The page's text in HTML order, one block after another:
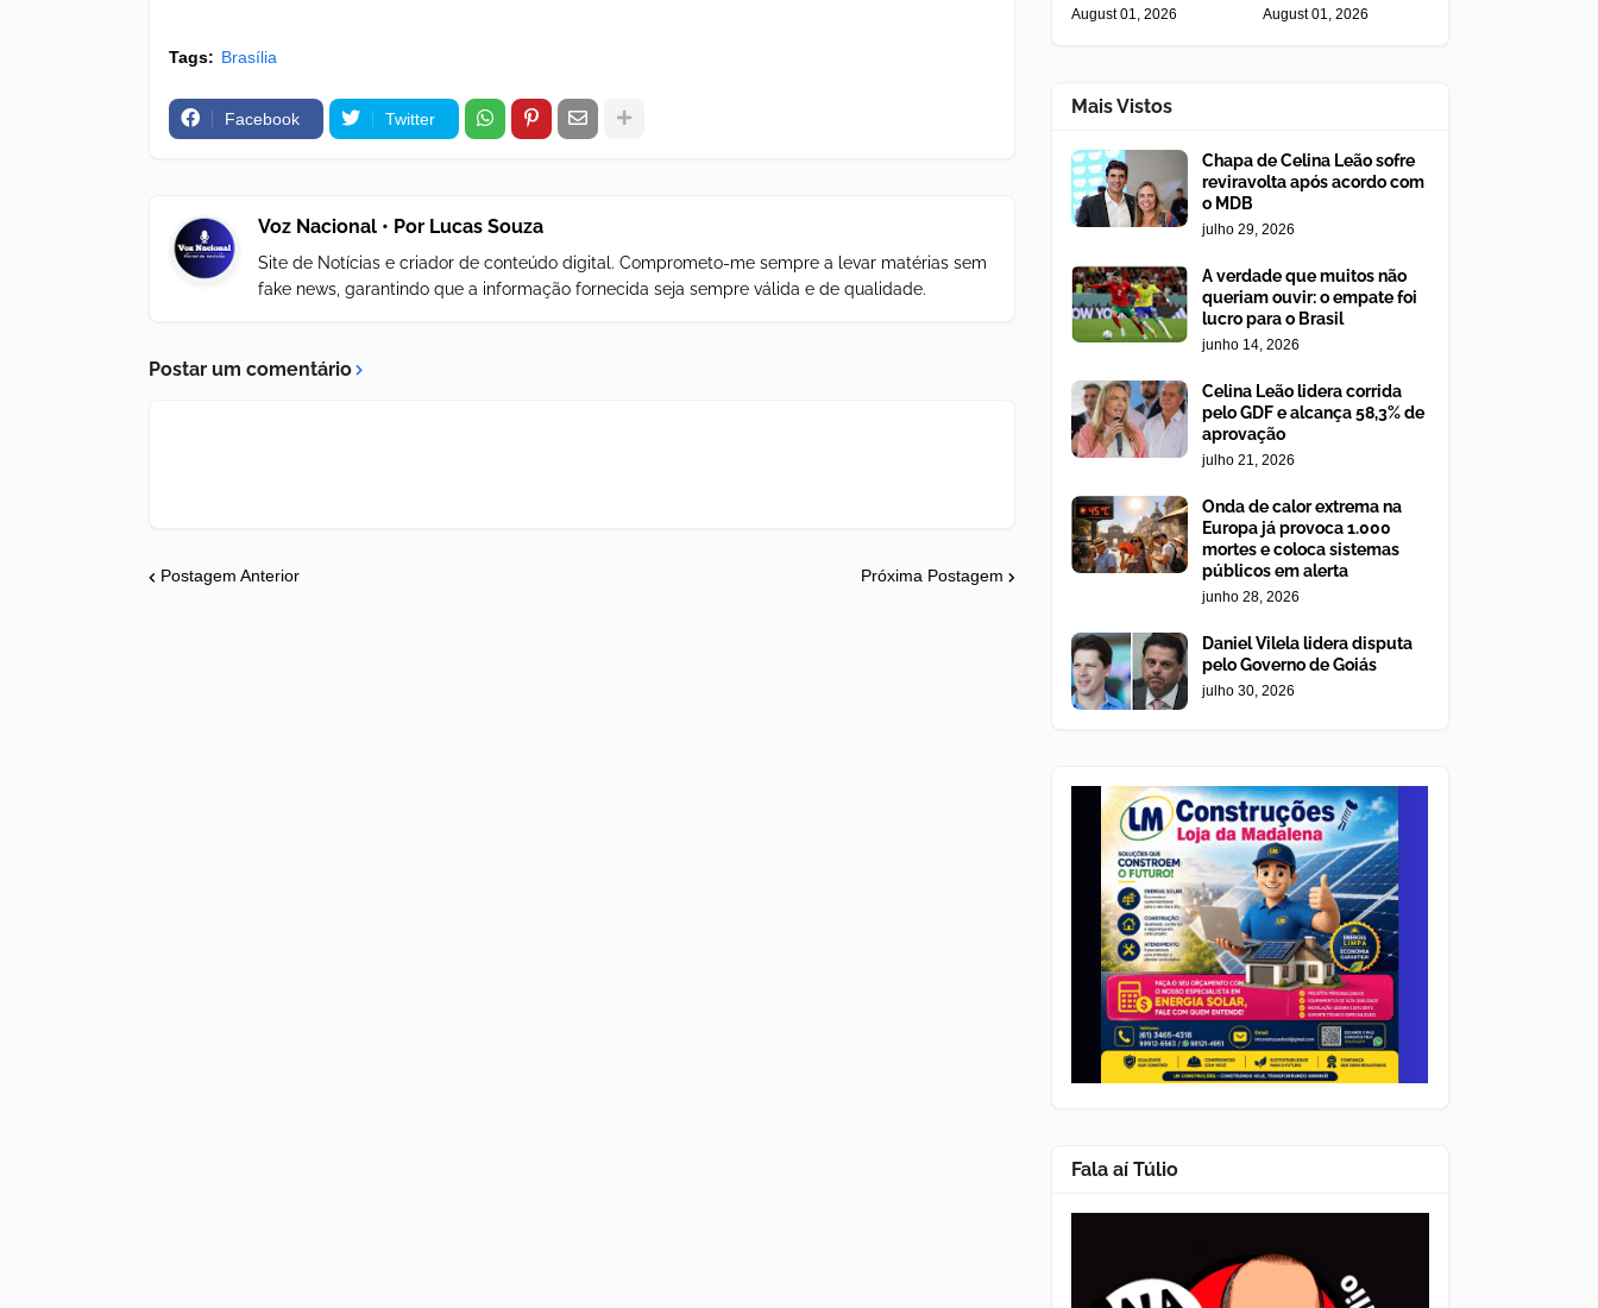
Tags: Brasília
Facebook Twitter
Voz Nacional • Por Lucas Souza
Site de Notícias e criador de conteúdo digital. Comprometo-me sempre a levar matérias sem
fake news, garantindo que a informação fornecida seja sempre válida e de qualidade.
Postar um comentário
Postagem Anterior Próxima Postagem
August 01, 2026 August 01, 2026
Mais Vistos
Chapa de Celina Leão sofre
reviravolta após acordo com
o MDB
julho 29, 2026
A verdade que muitos não
queriam ouvir: o empate foi
lucro para o Brasil
junho 14, 2026
Celina Leão lidera corrida
pelo GDF e alcança 58,3% de
aprovação
julho 21, 2026
Onda de calor extrema na
Europa já provoca 1.000
mortes e coloca sistemas
públicos em alerta
junho 28, 2026
Daniel Vilela lidera disputa
pelo Governo de Goiás
julho 30, 2026
Fala aí Túlio